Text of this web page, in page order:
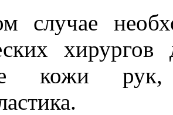
случае
кожи рук,